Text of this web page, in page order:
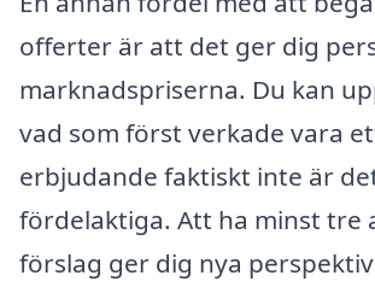
offerter är att det ger dig
marknadspriserna. Du kan
vad som först verkade vara
erbjudande faktiskt inte är
fördelaktiga. Att ha minst tre
förslag ger dig nya